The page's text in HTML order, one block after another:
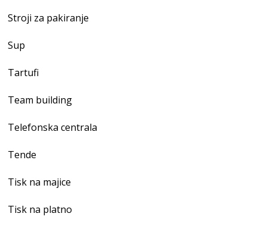
Stroji za pakiranje
Sup
Tartufi
Team building
Telefonska centrala
Tende
Tisk na majice
Tisk na platno